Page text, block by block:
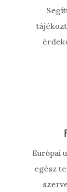
Európai
egész